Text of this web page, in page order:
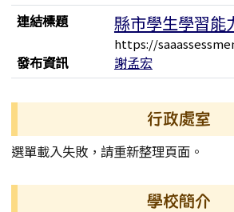
連結標題
縣市學生學習能
https://
發布資訊 謝孟宏
行政處室
選單載入失敗，請重新整理頁面。
學校簡介